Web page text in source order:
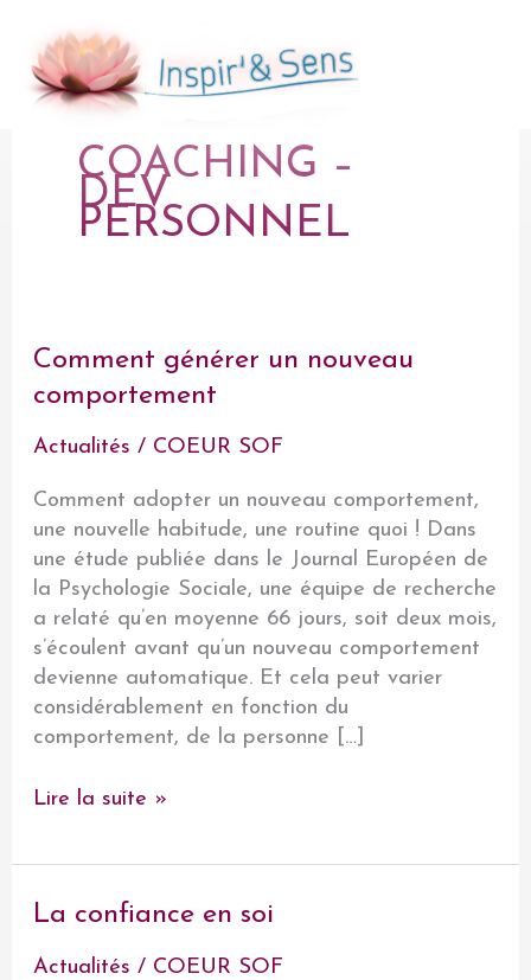
contenu
COACHING –
DEV
PERSONNEL
Comment générer un nouveau
comportement
Actualités / COEUR SOF
Comment adopter un nouveau comportement,
une nouvelle habitude, une routine quoi ! Dans
une étude publiée dans le Journal Européen de
la Psychologie Sociale, une équipe de recherche
a relaté qu’en moyenne 66 jours, soit deux mois,
s’écoulent avant qu’un nouveau comportement
devienne automatique. Et cela peut varier
considérablement en fonction du
comportement, de la personne […]
Comment
comportement
Lire la suite »
La confiance en soi
Actualités / COEUR SOF